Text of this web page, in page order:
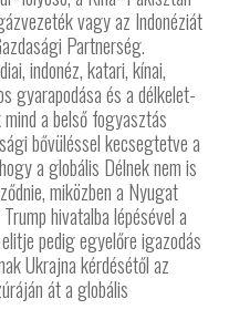
vagy az Indonéziát
Partnerség.
indonéz, katari, kínai,
gyarapodása és a délkelet-
a belső fogyasztás
bővüléssel kecsegtetve a
a globális Délnek nem is
miközben a Nyugat
hivatalba lépésével a
pedig egyelőre igazodás
Ukrajna kérdésétől az
át a globális